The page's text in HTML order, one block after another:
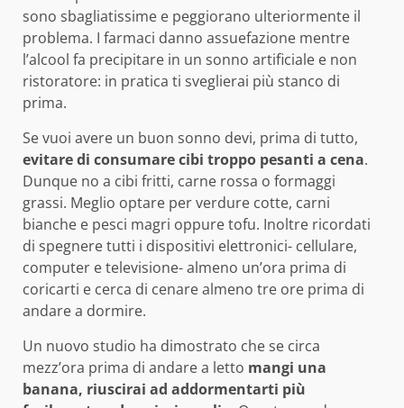
sono sbagliatissime e peggiorano ulteriormente il
problema. I farmaci danno assuefazione mentre
l’alcool fa precipitare in un sonno artificiale e non
ristoratore: in pratica ti sveglierai più stanco di
prima.
Se vuoi avere un buon sonno devi, prima di tutto,
evitare di consumare cibi troppo pesanti a cena.
Dunque no a cibi fritti, carne rossa o formaggi
grassi. Meglio optare per verdure cotte, carni
bianche e pesci magri oppure tofu. Inoltre ricordati
di spegnere tutti i dispositivi elettronici- cellulare,
computer e televisione- almeno un’ora prima di
coricarti e cerca di cenare almeno tre ore prima di
andare a dormire.
Un nuovo studio ha dimostrato che se circa
mezz’ora prima di andare a letto mangi una
banana, riuscirai ad addormentarti più